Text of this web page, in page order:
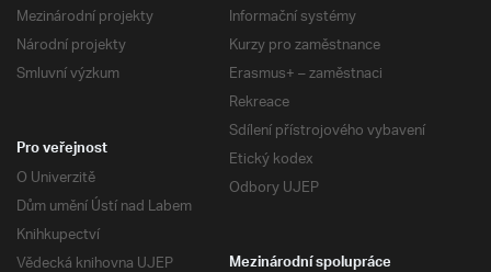
Mezinárodní projekty
Národní projekty
Smluvní výzkum
Informační systémy
Kurzy pro zaměstnance
Erasmus+ – zaměstnaci
Rekreace
Sdílení přístrojového vybavení
Etický kodex
Odbory UJEP
Pro veřejnost
O Univerzitě
Dům umění Ústí nad Labem
Knihkupectví
Vědecká knihovna UJEP
Mezinárodní spolupráce